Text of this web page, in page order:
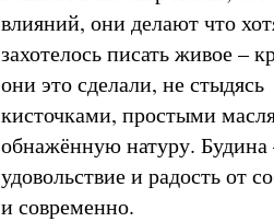
влияний, они делают что
захотелось писать живое –
они это сделали, не
кисточками, простыми
обнажённую натуру.
удовольствие и радость от
и современно.